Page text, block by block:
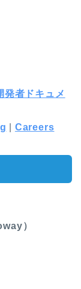
発者ドキュメ
Careers
）